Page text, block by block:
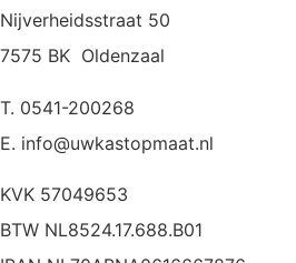
Nijverheidsstraat 50
7575 BK Oldenzaal
T. 0541-200268
E. info@uwkastopmaat.nl
KVK 57049653
BTW NL8524.17.688.B01